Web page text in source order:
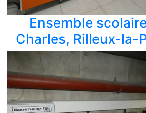
Ensemble
Charles, Rilleux-la-